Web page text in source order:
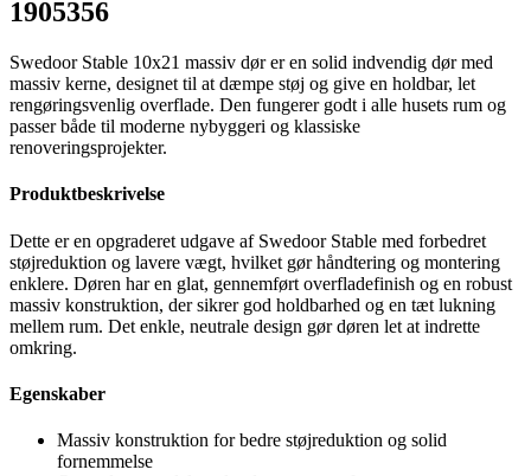
1905356
Swedoor Stable 10x21 massiv dør er en solid indvendig dør med
massiv kerne, designet til at dæmpe støj og give en holdbar, let
rengøringsvenlig overflade. Den fungerer godt i alle husets rum og
passer både til moderne nybyggeri og klassiske
renoveringsprojekter.
Produktbeskrivelse
Dette er en opgraderet udgave af Swedoor Stable med forbedret
støjreduktion og lavere vægt, hvilket gør håndtering og montering
enklere. Døren har en glat, gennemført overfladefinish og en robust
massiv konstruktion, der sikrer god holdbarhed og en tæt lukning
mellem rum. Det enkle, neutrale design gør døren let at indrette
omkring.
Egenskaber
Massiv konstruktion for bedre støjreduktion og solid
fornemmelse